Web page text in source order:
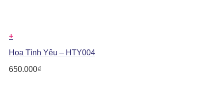
+
Hoa Tình Yêu – HTY004
650.000₫